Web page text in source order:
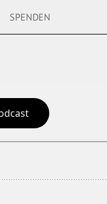
SPENDEN